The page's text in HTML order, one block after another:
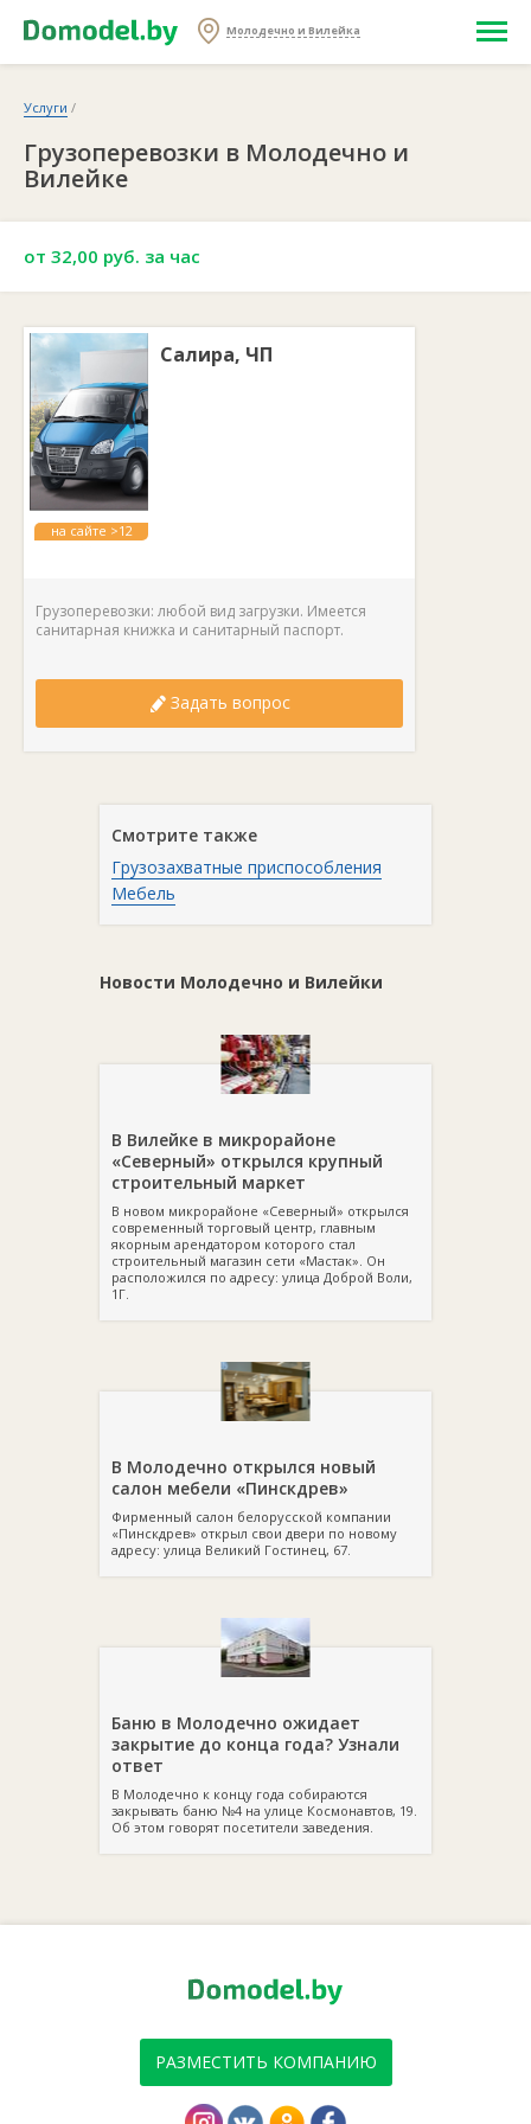
Молодечно и Вилейка
Услуги /
Грузоперевозки в Молодечно и
Вилейке
от 32,00 руб. за час
на сайте >12
Салира, ЧП
Грузоперевозки: любой вид загрузки. Имеется
санитарная книжка и санитарный паспорт.
Задать вопрос
Смотрите также
Грузозахватные приспособления
Мебель
Новости Молодечно и Вилейки
В Вилейке в микрорайоне
«Северный» открылся крупный
строительный маркет
В новом микрорайоне «Северный» открылся
современный торговый центр, главным
якорным арендатором которого стал
строительный магазин сети «Мастак». Он
расположился по адресу: улица Доброй Воли,
1Г.
В Молодечно открылся новый
салон мебели «Пинскдрев»
Фирменный салон белорусской компании
«Пинскдрев» открыл свои двери по новому
адресу: улица Великий Гостинец, 67.
Баню в Молодечно ожидает
закрытие до конца года? Узнали
ответ
В Молодечно к концу года собираются
закрывать баню №4 на улице Космонавтов, 19.
Об этом говорят посетители заведения.
РАЗМЕСТИТЬ КОМПАНИЮ